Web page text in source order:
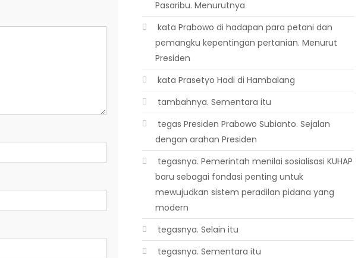
Pasaribu. Menurutnya
 kata Prabowo di hadapan para petani dan
pemangku kepentingan pertanian. Menurut
Presiden
 kata Prasetyo Hadi di Hambalang
 tambahnya. Sementara itu
 tegas Presiden Prabowo Subianto. Sejalan
dengan arahan Presiden
 tegasnya. Pemerintah menilai sosialisasi KUHAP
baru sebagai fondasi penting untuk
mewujudkan sistem peradilan pidana yang
modern
 tegasnya. Selain itu
 tegasnya. Sementara itu